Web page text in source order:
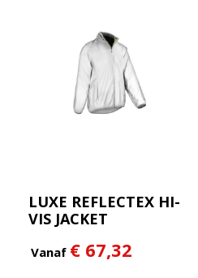
LUXE REFLECTEX HI-
VIS JACKET
Vanaf € 67,32